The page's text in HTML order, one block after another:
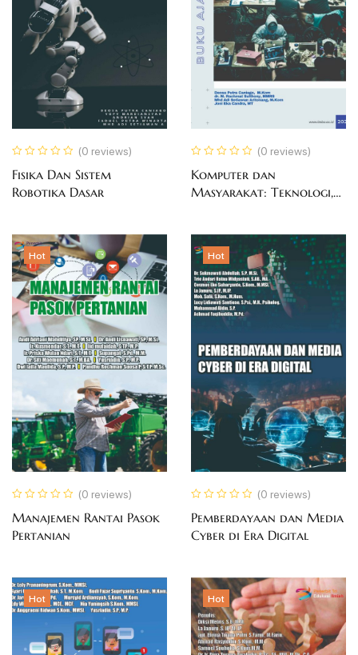
(0 reviews)
Fisika Dan Sistem
Robotika Dasar
(0 reviews)
Komputer dan
Masyarakat: Teknologi,
Hot
(0 reviews)
Manajemen Rantai Pasok
Pertanian
Hot
(0 reviews)
Pemberdayaan dan Media
Cyber di Era Digital
Hot Hot